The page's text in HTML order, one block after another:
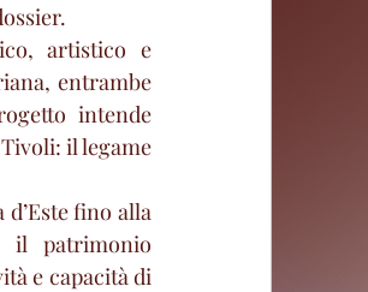
artistico e
entrambe
intende
il legame
fino alla
il patrimonio
e capacità di